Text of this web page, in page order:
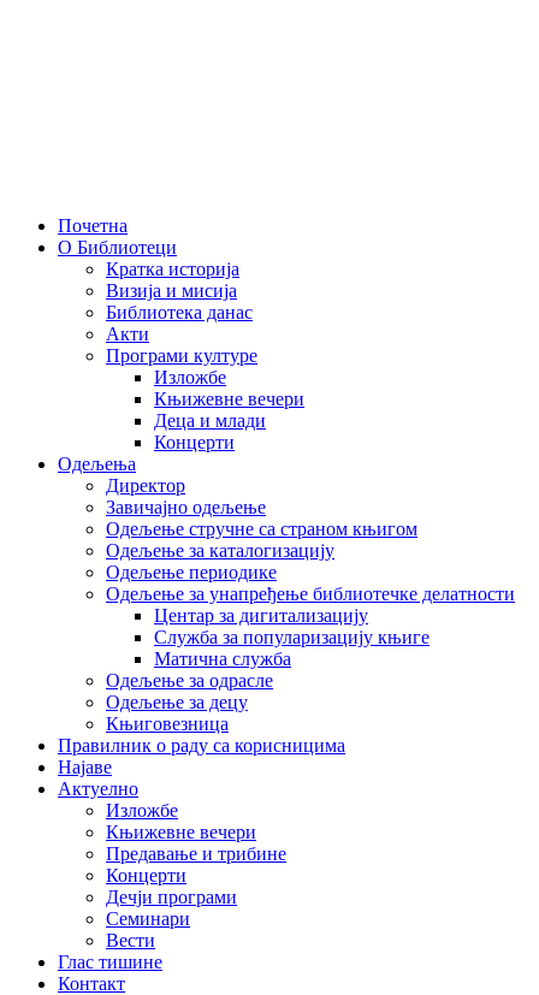
Почетна
О Библиотеци
Кратка историја
Визија и мисија
Библиотека данас
Акти
Програми културе
Изложбе
Књижевне вечери
Деца и млади
Концерти
Одељења
Директор
Завичајно одељење
Одељење стручне са страном књигом
Одељење за каталогизацију
Одељење периодике
Одељење за унапређење библиотечке делатности
Центар за дигитализацију
Служба за популаризацију књиге
Матична служба
Одељење за одрасле
Одељење за децу
Књиговезница
Правилник о раду са корисницима
Најаве
Актуелно
Изложбе
Књижевне вечери
Предавање и трибине
Концерти
Дечји програми
Семинари
Вести
Глас тишине
Контакт